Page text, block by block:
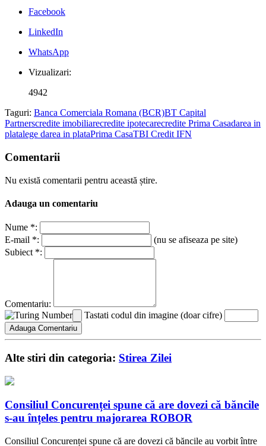
Facebook
LinkedIn
WhatsApp
Vizualizari:
4942
Taguri: Banca Comerciala Romana (BCR)BT Capital
Partnerscredite imobiliarecredite ipotecarecredite Prima Casadarea in
platalege darea in plataPrima CasaTBI Credit IFN
Comentarii
Nu există comentarii pentru această știre.
Adauga un comentariu
Nume *:
E-mail *:
(nu se afiseaza pe site)
Subiect *:
Comentariu:
Tastati codul din imagine (doar cifre)
Alte stiri din categoria: Stirea Zilei
Consiliul Concurenței spune că are dovezi că băncile
s-au înțeles pentru majorarea ROBOR
Consiliul Concurenței spune că are dovezi că băncile au vorbit între